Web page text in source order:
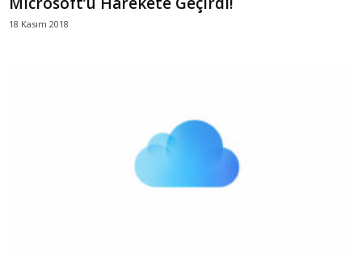
18 Kasım 2018